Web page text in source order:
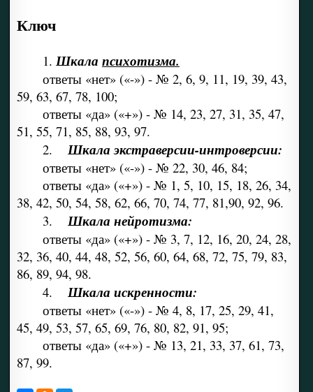
Ключ
1. Шкала психотизма.
ответы «нет» («-») - № 2, 6, 9, 11, 19, 39, 43,
59, 63, 67, 78, 100;
ответы «да» («+») - № 14, 23, 27, 31, 35, 47,
51, 55, 71, 85, 88, 93, 97.
2. Шкала экстраверсии-интроверсии:
ответы «нет» («-») - № 22, 30, 46, 84;
ответы «да» («+») - № 1, 5, 10, 15, 18, 26, 34,
38, 42, 50, 54, 58, 62, 66, 70, 74, 77, 81,90, 92, 96.
3. Шкала нейротизма:
ответы «да» («+») - № 3, 7, 12, 16, 20, 24, 28,
32, 36, 40, 44, 48, 52, 56, 60, 64, 68, 72, 75, 79, 83,
86, 89, 94, 98.
4. Шкала искренности:
ответы «нет» («-») - № 4, 8, 17, 25, 29, 41,
45, 49, 53, 57, 65, 69, 76, 80, 82, 91, 95;
ответы «да» («+») - № 13, 21, 33, 37, 61, 73,
87, 99.